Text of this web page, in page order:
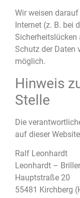
Wir weisen
Internet (z. B. bei
Sicherheitslücken
Schutz der Daten
möglich.
Hinweis
Stelle
Die
auf dieser
Ralf Leonhardt
Leonhardt –
Hauptstraße 20
55481 Kirchberg